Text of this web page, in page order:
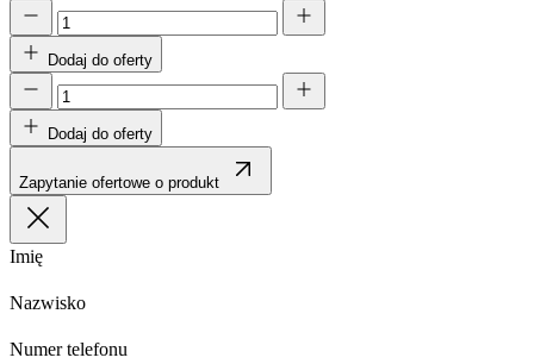
Dodaj do oferty
Dodaj do oferty
Zapytanie ofertowe o produkt
Imię
Nazwisko
Numer telefonu